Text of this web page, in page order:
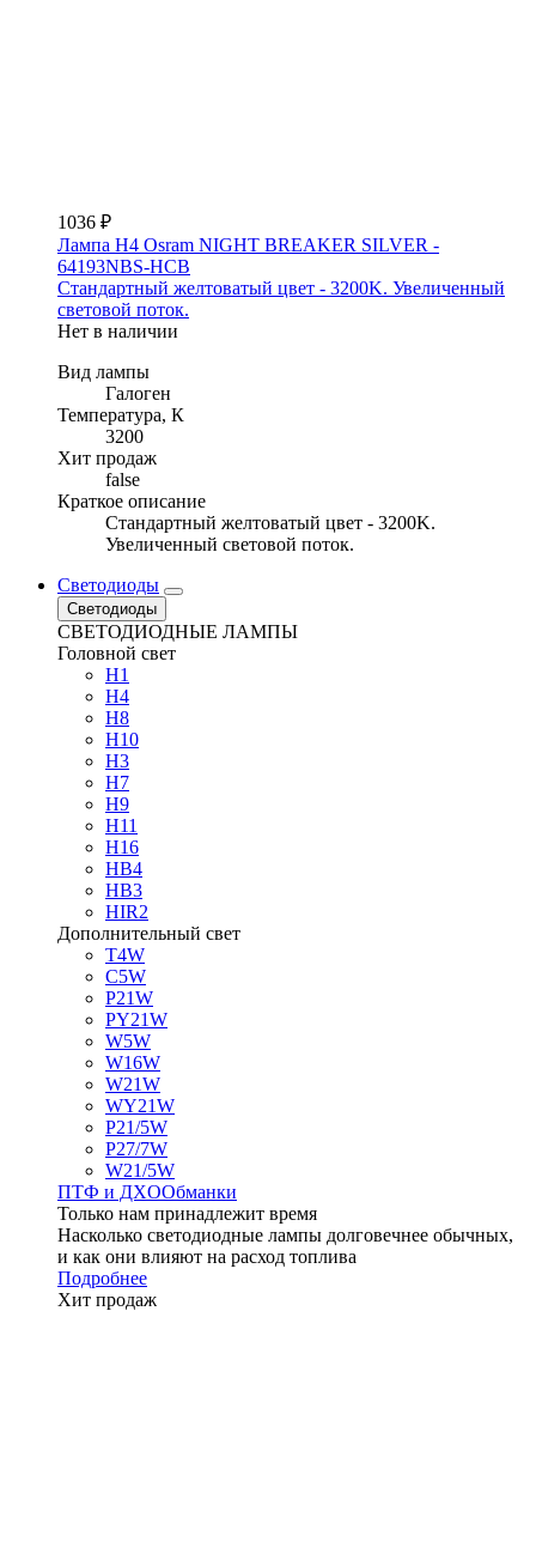
1036 ₽
Лампа H4 Osram NIGHT BREAKER SILVER -
64193NBS-HCB
Стандартный желтоватый цвет - 3200K. Увеличенный
световой поток.
Нет в наличии
Вид лампы
Галоген
Температура, К
3200
Хит продаж
false
Краткое описание
Стандартный желтоватый цвет - 3200K.
Увеличенный световой поток.
Светодиоды
Светодиоды
СВЕТОДИОДНЫЕ ЛАМПЫ
Головной свет
H1
H4
H8
H10
H3
H7
H9
H11
H16
HB4
HB3
HIR2
Дополнительный свет
T4W
C5W
P21W
PY21W
W5W
W16W
W21W
WY21W
P21/5W
P27/7W
W21/5W
ПТФ и ДXООбманки
Только нам принадлежит время
Насколько светодиодные лампы долговечнее обычных,
и как они влияют на расход топлива
Подробнее
Хит продаж